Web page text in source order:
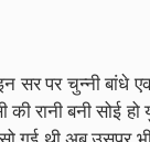
सर पर चुन्नी बांधे
रानी बनी सोई